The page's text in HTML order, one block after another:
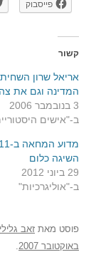
פייסבוק
קשור
אריאל שרון
המדינה וגם את
3 בנובמבר 2006
ב-"אישים
השיגה כלום
29 ביוני 2012
ב-"אוליגרכיות"
פוסט מאת זאב גלילי
באוקטובר 2007